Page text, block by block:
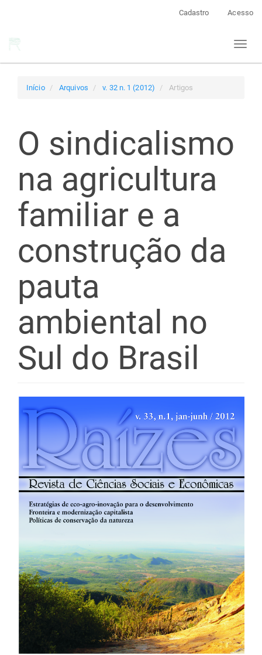
Cadastro Acesso
Toggle
Início Arquivos v. 32 n. 1 (2012) Artigos
O sindicalismo
na agricultura
familiar e a
construção da
pauta
ambiental no
Sul do Brasil
Barra
lateral
de
artigos